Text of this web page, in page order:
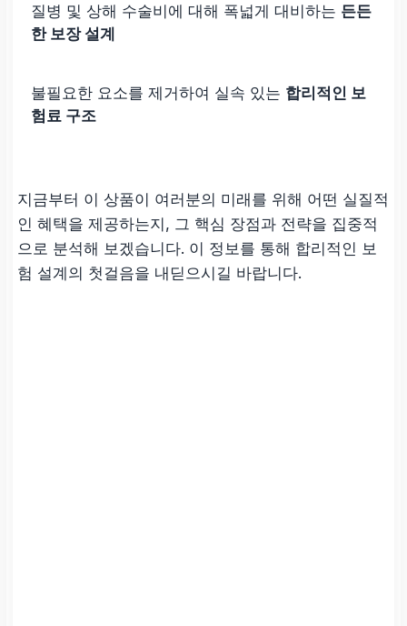
질병 및 상해 수술비에 대해 폭넓게 대비하는 든든
한 보장 설계
불필요한 요소를 제거하여 실속 있는 합리적인 보
험료 구조
지금부터 이 상품이 여러분의 미래를 위해 어떤 실질적
인 혜택을 제공하는지, 그 핵심 장점과 전략을 집중적
으로 분석해 보겠습니다. 이 정보를 통해 합리적인 보
험 설계의 첫걸음을 내딛으시길 바랍니다.